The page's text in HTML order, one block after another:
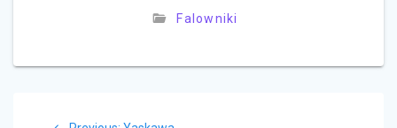
Falowniki